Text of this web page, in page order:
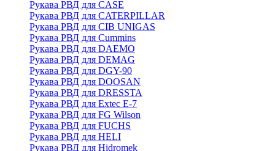
Рукава РВД для CASE
Рукава РВД для CATERPILLAR
Рукава РВД для CIB UNIGAS
Рукава РВД для Cummins
Рукава РВД для DAEMO
Рукава РВД для DEMAG
Рукава РВД для DGY-90
Рукава РВД для DOOSAN
Рукава РВД для DRESSTA
Рукава РВД для Extec E-7
Рукава РВД для FG Wilson
Рукава РВД для FUCHS
Рукава РВД для HELI
Рукава РВД для Hidromek